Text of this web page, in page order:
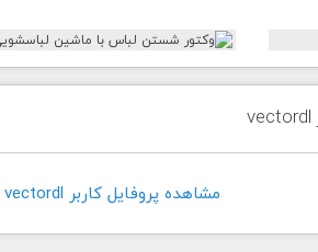
مشاهده پروفايل کاربر vectordl